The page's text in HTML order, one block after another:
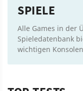
SPIELE
Alle Games in der
Spieledatenbank
wichtigen